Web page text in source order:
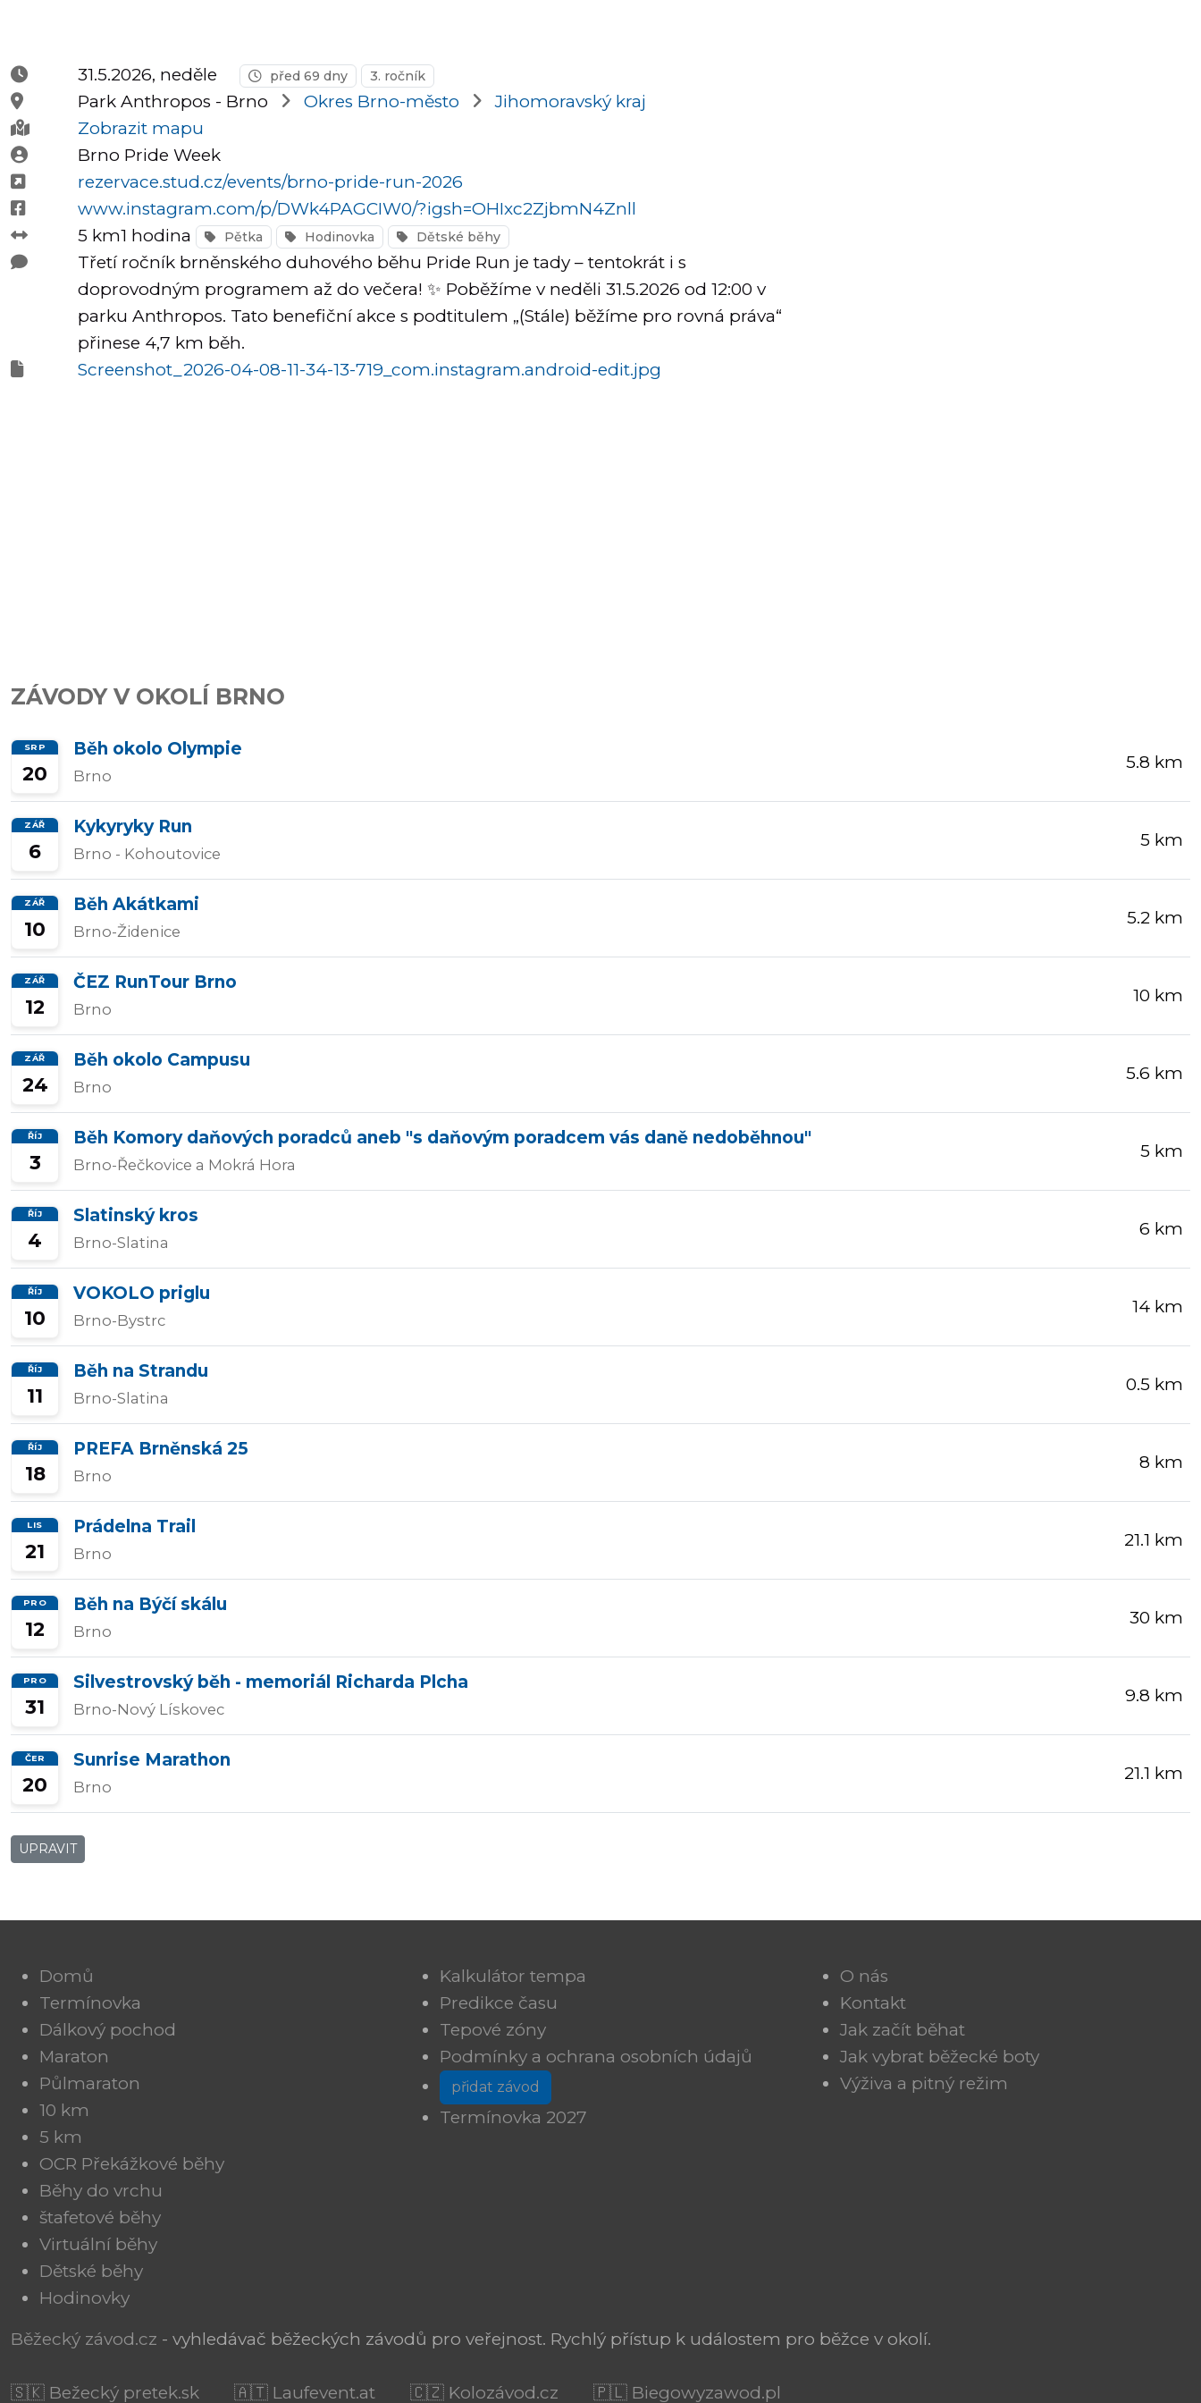
OCR
Praha
Virtuální
závody
zóny
Přidat/upravit
závody
31.5.2026, neděle před 69 dny 3. ročník
Park Anthropos - Brno Okres Brno-město
Jihomoravský kraj
Zobrazit mapu
Brno Pride Week
rezervace.stud.cz/events/brno-pride-run-2026
www.instagram.com/p/DWk4PAGCIW0/?igsh=OHIxc2ZjbmN4Znll
5 km1 hodina
Pětka Hodinovka Dětské běhy
Třetí ročník brněnského duhového běhu Pride Run je tady – tentokrát i s
doprovodným programem až do večera! ✨ Poběžíme v neděli 31.5.2026 od 12:00 v
parku Anthropos. Tato benefiční akce s podtitulem „(Stále) běžíme pro rovná práva“
přinese 4,7 km běh.
Screenshot_2026-04-08-11-34-13-719_com.instagram.android-edit.jpg
ZÁVODY V OKOLÍ BRNO
SRP
20
Běh okolo Olympie
Brno
5.8 km
ZÁŘ
6
Kykyryky Run
Brno - Kohoutovice
5 km
ZÁŘ
10
Běh Akátkami
Brno-Židenice
5.2 km
ZÁŘ
12
ČEZ RunTour Brno
Brno
10 km
ZÁŘ
24
Běh okolo Campusu
Brno
5.6 km
ŘÍJ
3
Běh Komory daňových poradců aneb "s daňovým poradcem vás daně nedoběhnou"
Brno-Řečkovice a Mokrá Hora
5 km
ŘÍJ
4
Slatinský kros
Brno-Slatina
6 km
ŘÍJ
10
VOKOLO priglu
Brno-Bystrc
14 km
ŘÍJ
11
Běh na Strandu
Brno-Slatina
0.5 km
ŘÍJ
18
PREFA Brněnská 25
Brno
8 km
LIS
21
Prádelna Trail
Brno
21.1 km
PRO
12
Běh na Býčí skálu
Brno
30 km
PRO
31
Silvestrovský běh - memoriál Richarda Plcha
Brno-Nový Lískovec
9.8 km
ČER
20
Sunrise Marathon
Brno
21.1 km
UPRAVIT
Domů
Termínovka
Dálkový pochod
Maraton
Půlmaraton
10 km
5 km
OCR Překážkové běhy
Běhy do vrchu
štafetové běhy
Virtuální běhy
Dětské běhy
Hodinovky
Kalkulátor tempa
Predikce času
Tepové zóny
Podmínky a ochrana osobních údajů
přidat závod
Termínovka 2027
O nás
Kontakt
Jak začít běhat
Jak vybrat běžecké boty
Výživa a pitný režim
Běžecký závod.cz - vyhledávač běžeckých závodů pro veřejnost. Rychlý přístup k událostem pro běžce v okolí.
🇸🇰 Bežecký pretek.sk 🇦🇹 Laufevent.at 🇨🇿 Kolozávod.cz 🇵🇱 Biegowyzawod.pl